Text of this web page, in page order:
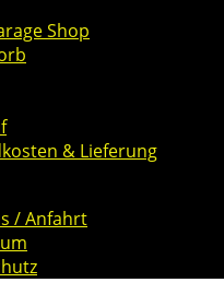
Shop
& Lieferung
/ Anfahrt